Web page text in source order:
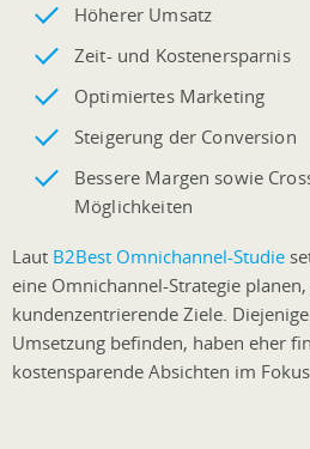
Höherer Umsatz
Zeit- und Kostenersparnis
Optimiertes Marketing
Steigerung der Conversion
Bessere Margen sowie
Möglichkeiten
Laut B2Best Omnichannel-Studie
eine Omnichannel-Strategie
kundenzentrierende Ziele.
Umsetzung befinden, haben eher
kostensparende Absichten im